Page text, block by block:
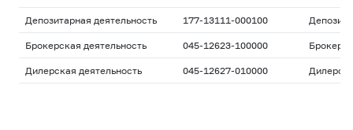
Депозитарная деятельность 177-13111-000100
Брокерская деятельность 045-12623-100000
Дилерская деятельность 045-12627-010000